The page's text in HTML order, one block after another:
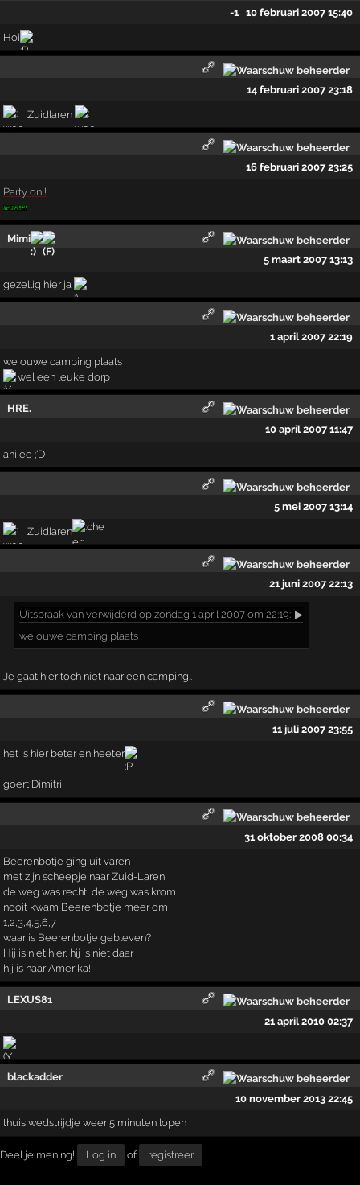
-1 10 februari 2007 15:40
Hoi
14 februari 2007 23:18
Zuidlaren
16 februari 2007 23:25
Party on!!
Mimi
5 maart 2007 13:13
gezellig hier ja
1 april 2007 22:19
we ouwe camping plaats
wel een leuke dorp
HRE.
10 april 2007 11:47
ahiiee ;'D
5 mei 2007 13:14
Zuidlaren
21 juni 2007 22:13
Uitspraak van verwijderd op zondag 1 april 2007 om 22:19: ▶
we ouwe camping plaats
Je gaat hier toch niet naar een camping..
11 juli 2007 23:55
het is hier beter en heeter
goert Dimitri
31 oktober 2008 00:34
Beerenbotje ging uit varen
met zijn scheepje naar Zuid-Laren
de weg was recht, de weg was krom
nooit kwam Beerenbotje meer om
1,2,3,4,5,6,7
waar is Beerenbotje gebleven?
Hij is niet hier, hij is niet daar
hij is naar Amerika!
LEXUS81
21 april 2010 02:37
blackadder
10 november 2013 22:45
thuis wedstrijdje weer 5 minuten lopen
Deel je mening! Log in of registreer